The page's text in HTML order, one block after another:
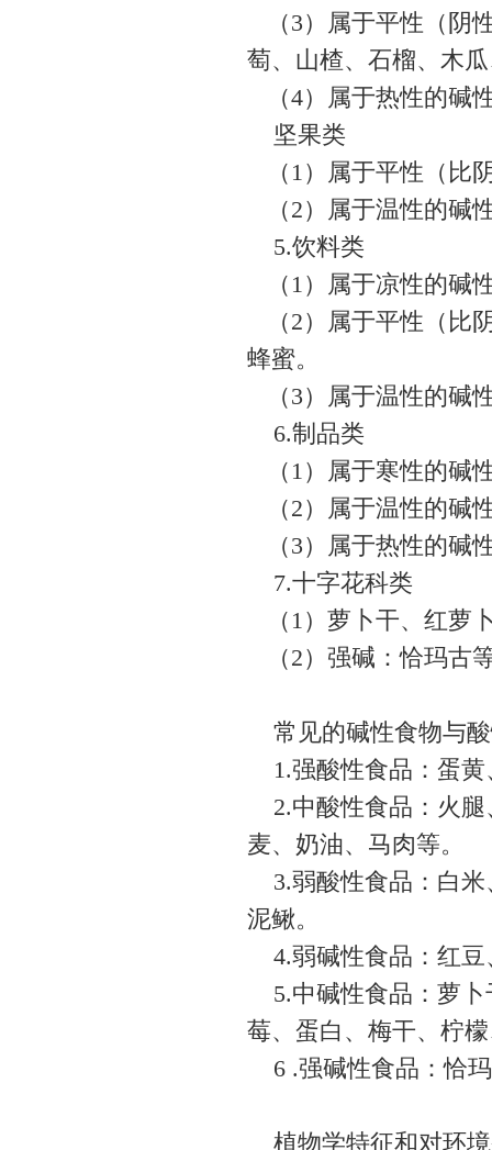
（3）属于平性（阴
萄、山楂、石榴、木
（4）属于热性的碱
坚果类
（1）属于平性（比
（2）属于温性的碱
5.饮料类
（1）属于凉性的碱
（2）属于平性（比
蜂蜜。
（3）属于温性的碱
6.制品类
（1）属于寒性的碱
（2）属于温性的碱
（3）属于热性的碱
7.十字花科类
（1）萝卜干、红萝
（2）强碱：恰玛古
常见的碱性食物与
1.强酸性食品：蛋黄
2.中酸性食品：火腿
麦、奶油、马肉等。
3.弱酸性食品：白米
泥鳅。
4.弱碱性食品：红豆
5.中碱性食品：萝卜
莓、蛋白、梅干、柠
6 .强碱性食品：恰
植物学特征和对环